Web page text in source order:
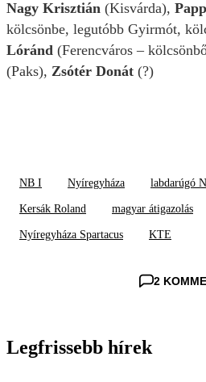
Nagy Krisztián (Kisvárda),
kölcsönbe, legutóbb Gyirmót,
Lóránd (Ferencváros –
(Paks), Zsótér Donát (?)
NB I Nyíregyháza labdarúgó
Kersák Roland magyar átigazolás
Nyíregyháza Spartacus KTE
2
Legfrissebb hírek